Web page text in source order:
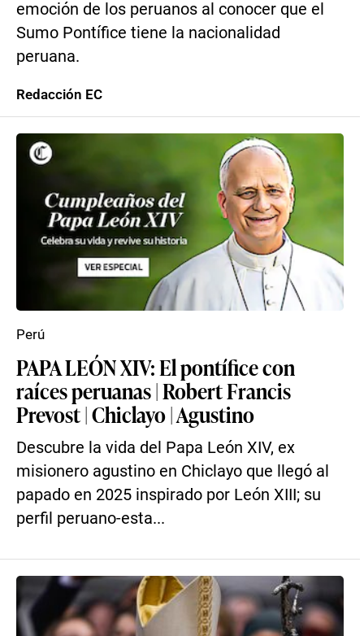
emoción de los peruanos al conocer que el
Sumo Pontífice tiene la nacionalidad
peruana.
Redacción EC
PAPA LEÓN XIV: El pontífice con
raíces peruanas | Robert Francis
Prevost | Chiclayo | Agustino
Descubre la vida del Papa León XIV, ex
misionero agustino en Chiclayo que llegó al
papado en 2025 inspirado por León XIII; su
perfil peruano-esta...
Perú